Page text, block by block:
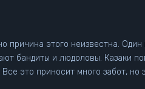
причина этого неизвестна.
бандиты и людоловы. Казаки
это приносит много забот, но